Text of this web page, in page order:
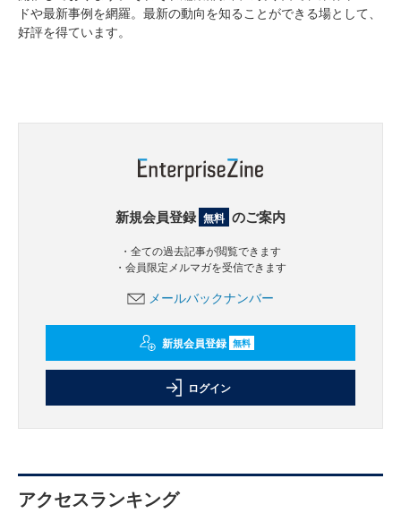
ドや最新事例を網羅。最新の動向を知ることができる場として、
好評を得ています。
新規会員登録 無料 のご案内
・全ての過去記事が閲覧できます
・会員限定メルマガを受信できます
メールバックナンバー
新規会員登録 無料
ログイン
アクセスランキング